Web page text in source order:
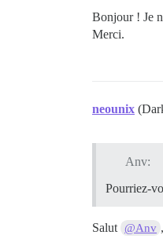
Bonjour ! Je
Merci.
neounix
Anv:
Pourriez-
Salut @Anv ,